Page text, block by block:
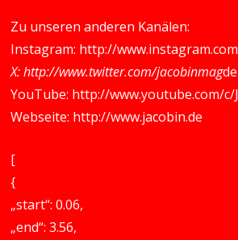
Zu unseren anderen Kanälen:
Instagram: http://
X:http://www.twitter.com/jacobinmagde
YouTube: http://www.youtube.com/c/
Webseite: http://www.jacobin.de
[
{
„start“: 0.06,
„end“: 3.56,